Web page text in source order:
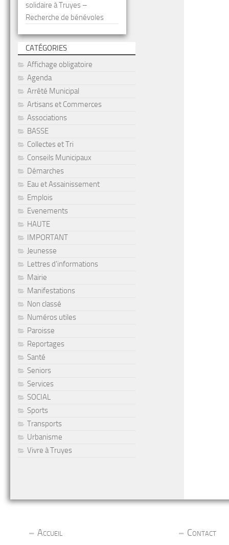
solidaire à Truyes –
Recherche de bénévoles
CATÉGORIES
Affichage obligatoire
Agenda
Arrêté Municipal
Artisans et Commerces
Associations
BASSE
Collectes et Tri
Conseils Municipaux
Démarches
Eau et Assainissement
Emplois
Evenements
HAUTE
IMPORTANT
Jeunesse
Lettres d'informations
Mairie
Manifestations
Non classé
Numéros utiles
Paroisse
Reportages
Santé
Seniors
Services
SOCIAL
Sports
Transports
Urbanisme
Vivre à Truyes
Accueil
Contact